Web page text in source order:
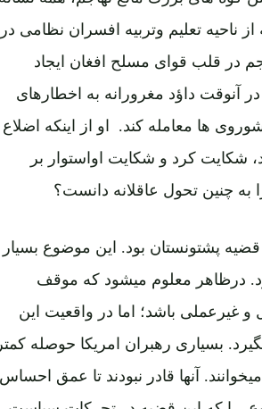
ناحیه تعلیم وتربیه افسران نظامی در
در قلب قوای مسلح افغان ایجاد
یافتند، اما در آنوقت داؤد مغرورانه به اخطارهای
ها معامله کند. او از اینکه اضلاع
شکایت کرد و شکایت اواستوار بر
به چنین تحول عاقلانه دانست؟
پشتونستان بود. این موضوع بسیار
درظاهر معلوم میشود که موقف
غیرعملی باشد؛ اما در واقعیت این
بسیاری رهبران امریکا حوصله کمتر
آنها قادر نبودند تا عمق احساس
را که این قضیه در تحرکات سیاست